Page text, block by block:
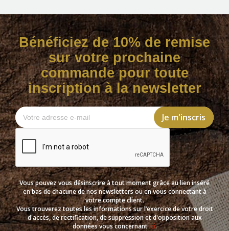
Bénéficiez de 10% de remise
sur votre prochaine
commande pour toute
inscription à la newsletter
Vous pouvez vous désinscrire à tout moment grâce au lien inséré
en bas de chacune de nos newsletters ou en vous connectant à
votre compte client.
Vous trouverez toutes les informations sur l’exercice de votre droit
d'accès, de rectification, de suppression et d'opposition aux
données vous concernantici.